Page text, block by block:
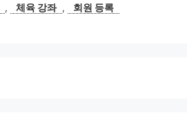
, 체육 강좌 , 회원 등록